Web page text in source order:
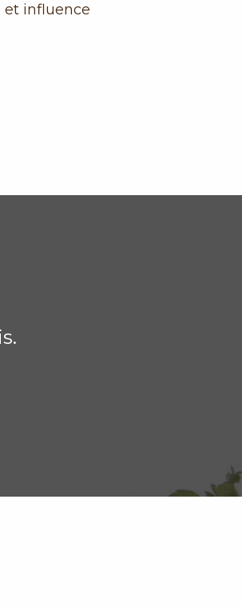
et influence